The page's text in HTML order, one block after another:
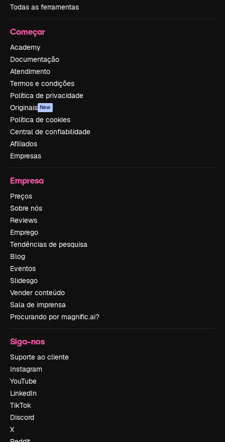
Todas as ferramentas
Começar
Academy
Documentação
Atendimento
Termos e condições
Política de privacidade
Originais New
Política de cookies
Central de confiabilidade
Afiliados
Empresas
Empresa
Preços
Sobre nós
Reviews
Emprego
Tendências de pesquisa
Blog
Eventos
Slidesgo
Vender conteúdo
Sala de imprensa
Procurando por magnific.ai?
Siga-nos
Suporte ao cliente
Instagram
YouTube
LinkedIn
TikTok
Discord
X